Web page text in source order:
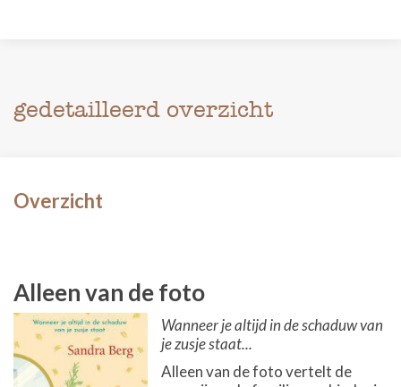
gedetailleerd overzicht
Overzicht
Alleen van de foto
Wanneer je altijd in de schaduw van
je zusje staat...
Alleen van de foto vertelt de